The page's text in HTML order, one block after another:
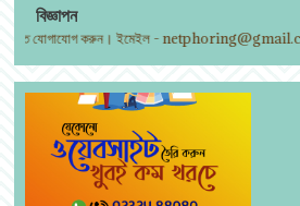
বিজ্ঞাপন
যোগাযোগ করুন। ইমেইল - netphoring@gmail.com